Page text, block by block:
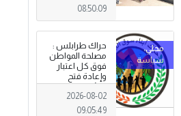
08:50:09
حراك طرابلس :
مصلحة المواطن
فوق كل اعتبار
وإعادة فتح
المؤسسات
جاءت استجابةً
للإرادة الشعبية
2026-08-02
09:05:49